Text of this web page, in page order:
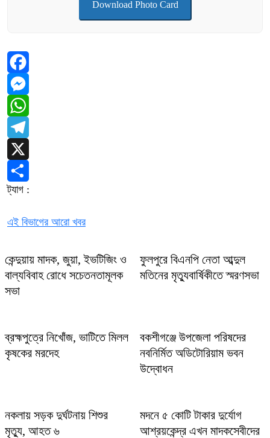
Download Photo Card
Facebook
Messenger
WhatsApp
Telegram
X
Share
ট্যাগ :
এই বিভাগের আরো খবর
কেন্দুয়ায় মাদক, জুয়া, ইভটিজিং ও
বাল্যবিবাহ রোধে সচেতনতামূলক
সভা
ফুলপুরে বিএনপি নেতা আব্দুল
মতিনের মৃত্যুবার্ষিকীতে স্মরণসভা
ব্রহ্মপুত্রে নিখোঁজ, ভাটিতে মিলল
কৃষকের মরদেহ
বকশীগঞ্জে উপজেলা পরিষদের
নবনির্মিত অডিটোরিয়াম ভবন
উদ্বোধন
নকলায় সড়ক দুর্ঘটনায় শিশুর
মৃত্যু, আহত ৬
মদনে ৫ কোটি টাকার দুর্যোগ
আশ্রয়কেন্দ্র এখন মাদকসেবীদের